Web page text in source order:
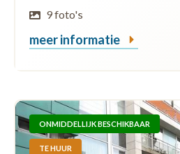
9 foto's
meer informatie
ONMIDDELLIJK BESCHIKBAAR
TE HUUR